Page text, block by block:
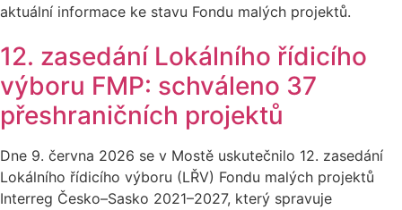
aktuální informace ke stavu Fondu malých projektů.
12. zasedání Lokálního řídicího
výboru FMP: schváleno 37
přeshraničních projektů
Dne 9. června 2026 se v Mostě uskutečnilo 12. zasedání
Lokálního řídicího výboru (LŘV) Fondu malých projektů
Interreg Česko–Sasko 2021–2027, který spravuje